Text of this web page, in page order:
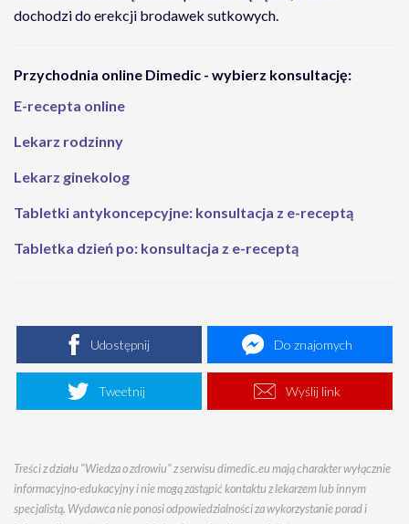
dochodzi do erekcji brodawek sutkowych.
Przychodnia online Dimedic - wybierz konsultację:
E-recepta online
Lekarz rodzinny
Lekarz ginekolog
Tabletki antykoncepcyjne: konsultacja z e-receptą
Tabletka dzień po: konsultacja z e-receptą
Udostępnij Do znajomych
Tweetnij Wyślij link
Treści z działu "Wiedza o zdrowiu" z serwisu dimedic.eu mają charakter wyłącznie
informacyjno-edukacyjny i nie mogą zastąpić kontaktu z lekarzem lub innym
specjalistą. Wydawca nie ponosi odpowiedzialności za wykorzystanie porad i